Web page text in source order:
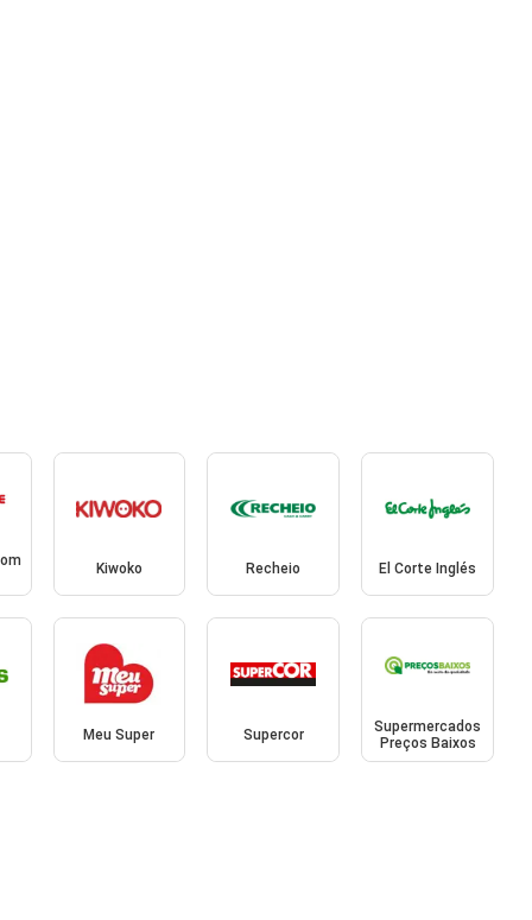
Kiwoko Recheio El Corte Inglés
Meu Super Supercor
Supermercados
Preços Baixos